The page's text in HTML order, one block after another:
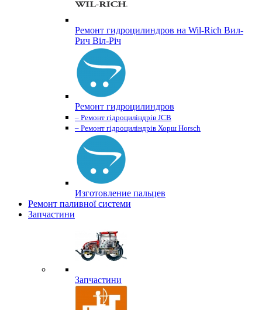
Ремонт гидроцилиндров на Wil-Rich Вил-
Рич Віл-Річ
Ремонт гидроцилиндров
– Ремонт гідроциліндрів JCB
– Ремонт гідроциліндрів Хорш Horsch
Изготовление пальцев
Ремонт паливної системи
Запчастини
Запчастини